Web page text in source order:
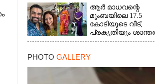
ആർ മാധവന്റെ
മുംബയിലെ 17.5
കോടിയുടെ വീട്,​
പ്രകൃതിയും
നിറയുന്നയിടം
PHOTO GALLERY